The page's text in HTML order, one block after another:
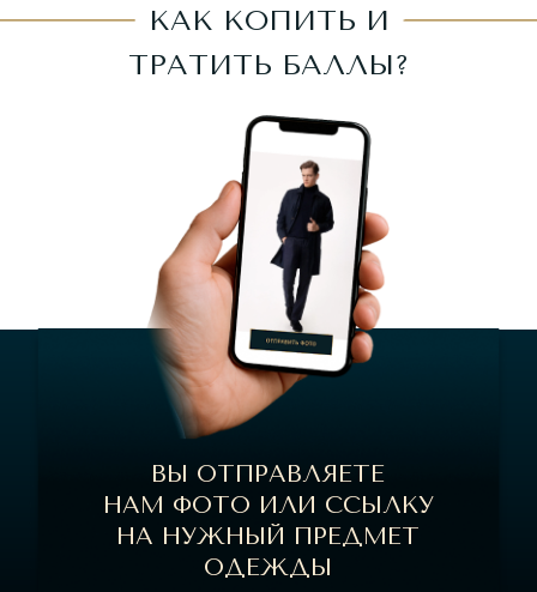
КАК КОПИТЬ И
ТРАТИТЬ БАЛЛЫ?
ВЫ ОТПРАВЛЯЕТЕ
НАМ ФОТО ИЛИ ССЫЛКУ
НА НУЖНЫЙ ПРЕДМЕТ
ОДЕЖДЫ